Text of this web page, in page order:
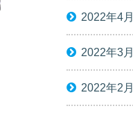
2022年4月
2022年3月
2022年2月